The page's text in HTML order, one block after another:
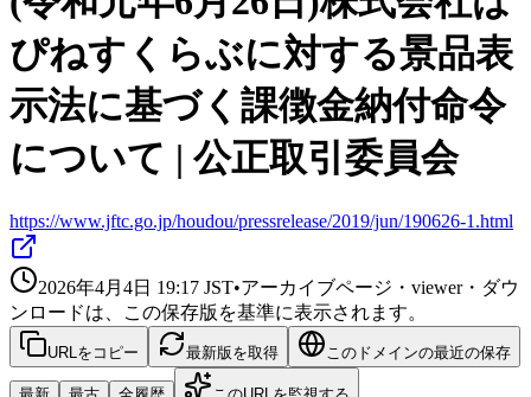
ぴねすくらぶに対する景品表
示法に基づく課徴金納付命令
について | 公正取引委員会
https://www.jftc.go.jp/houdou/pressrelease/2019/jun/190626-1.html
2026年4月4日 19:17 JST•アーカイブページ・viewer・ダウ
ンロードは、この保存版を基準に表示されます。
URLをコピー 最新版を取得 このドメインの最近の保存